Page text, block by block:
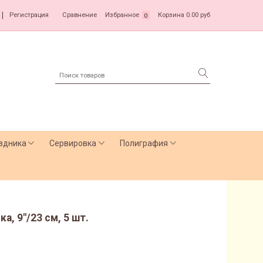
Регистрация Сравнение Избранное 0 Корзина 0.00 руб
Сервировка Полиграфия
9"/23 см, 5 шт.